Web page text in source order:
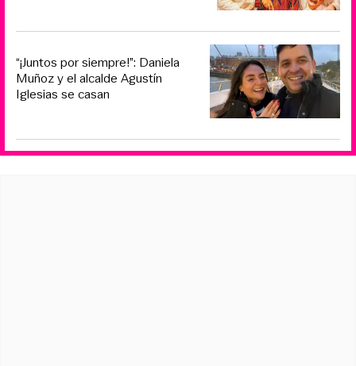
“¡Juntos por siempre!”: Daniela
Muñoz y el alcalde Agustín
Iglesias se casan